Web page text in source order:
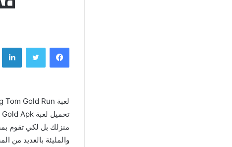
فيسبوك تويتر
منزلك بل لكي تقوم
والمليئة بالعديد من